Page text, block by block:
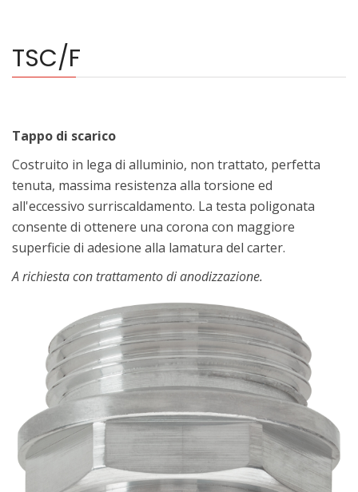
TSC/F
Tappo di scarico
Costruito in lega di alluminio, non trattato, perfetta
tenuta, massima resistenza alla torsione ed
all'eccessivo surriscaldamento. La testa poligonata
consente di ottenere una corona con maggiore
superficie di adesione alla lamatura del carter.
A richiesta con trattamento di anodizzazione.